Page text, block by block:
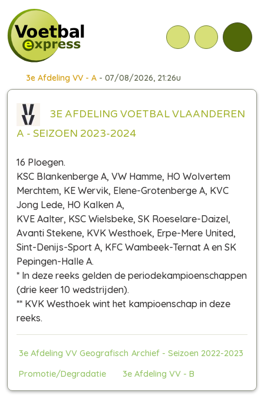
3e Afdeling VV - A- 07/08/2026, 21:26u
3E AFDELING VOETBAL VLAANDEREN
A - SEIZOEN 2023-2024
16 Ploegen.
KSC Blankenberge A, VW Hamme, HO Wolvertem
Merchtem, KE Wervik, Elene-Grotenberge A, KVC
Jong Lede, HO Kalken A,
KVE Aalter, KSC Wielsbeke, SK Roeselare-Daizel,
Avanti Stekene, KVK Westhoek, Erpe-Mere United,
Sint-Denijs-Sport A, KFC Wambeek-Ternat A en SK
Pepingen-Halle A.
* In deze reeks gelden de periodekampioenschappen
(drie keer 10 wedstrijden).
** KVK Westhoek wint het kampioenschap in deze
reeks.
3e Afdeling VV Geografisch Archief - Seizoen 2022-2023
Promotie/Degradatie
3e Afdeling VV - B